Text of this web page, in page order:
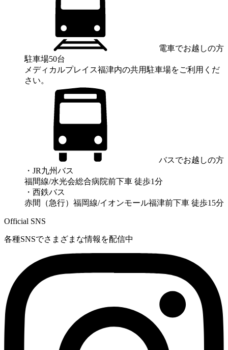
電車でお越しの方
駐車場50台
メディカルプレイス福津内の共用駐車場をご利用くだ
さい。
バスでお越しの方
・JR九州バス
福間線/水光会総合病院前下車 徒歩1分
・西鉄バス
赤間（急行）福岡線/イオンモール福津前下車 徒歩15分
Official SNS
各種SNSでさまざまな情報を配信中